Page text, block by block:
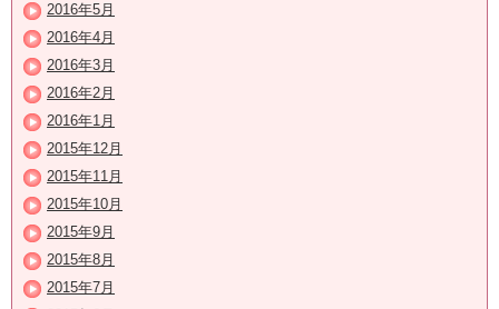
2016年5月
2016年4月
2016年3月
2016年2月
2016年1月
2015年12月
2015年11月
2015年10月
2015年9月
2015年8月
2015年7月